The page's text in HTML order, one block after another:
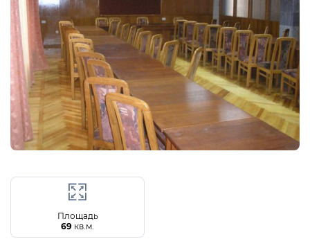
Площадь
69 кв.м.